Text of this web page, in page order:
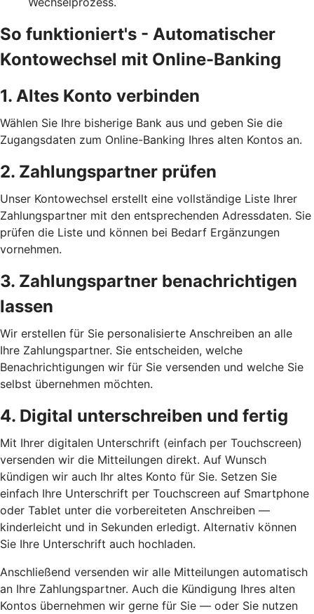
So funktioniert's - Automatischer
Kontowechsel mit Online-Banking
1. Altes Konto verbinden
Wählen Sie Ihre bisherige Bank aus und geben Sie die
Zugangsdaten zum Online-Banking Ihres alten Kontos an.
2. Zahlungspartner prüfen
Unser Kontowechsel erstellt eine vollständige Liste Ihrer
Zahlungspartner mit den entsprechenden Adressdaten. Sie
prüfen die Liste und können bei Bedarf Ergänzungen
vornehmen.
3. Zahlungspartner benachrichtigen
lassen
Wir erstellen für Sie personalisierte Anschreiben an alle
Ihre Zahlungspartner. Sie entscheiden, welche
Benachrichtigungen wir für Sie versenden und welche Sie
selbst übernehmen möchten.
4. Digital unterschreiben und fertig
Mit Ihrer digitalen Unterschrift (einfach per Touchscreen)
versenden wir die Mitteilungen direkt. Auf Wunsch
kündigen wir auch Ihr altes Konto für Sie. Setzen Sie
einfach Ihre Unterschrift per Touchscreen auf Smartphone
oder Tablet unter die vorbereiteten Anschreiben —
kinderleicht und in Sekunden erledigt. Alternativ können
Sie Ihre Unterschrift auch hochladen.
Anschließend versenden wir alle Mitteilungen automatisch
an Ihre Zahlungspartner. Auch die Kündigung Ihres alten
Kontos übernehmen wir gerne für Sie — oder Sie nutzen